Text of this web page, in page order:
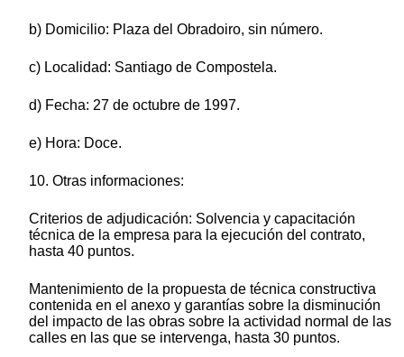
b) Domicilio: Plaza del Obradoiro, sin número.
c) Localidad: Santiago de Compostela.
d) Fecha: 27 de octubre de 1997.
e) Hora: Doce.
10. Otras informaciones:
Criterios de adjudicación: Solvencia y capacitación
técnica de la empresa para la ejecución del contrato,
hasta 40 puntos.
Mantenimiento de la propuesta de técnica constructiva
contenida en el anexo y garantías sobre la disminución
del impacto de las obras sobre la actividad normal de las
calles en las que se intervenga, hasta 30 puntos.